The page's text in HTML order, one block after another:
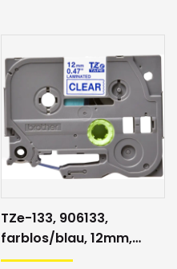
TZe-133, 906133,
farblos/blau, 12mm,
Schriftband